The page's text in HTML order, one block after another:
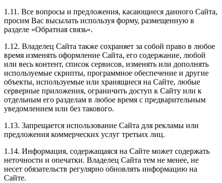
1.11. Все вопросы и предложения, касающиеся данного Сайта,
просим Вас высылать используя форму, размещенную в
разделе «Обратная связь».
1.12. Владелец Сайта также сохраняет за собой право в любое
время изменять оформление Сайта, его содержание, любой
или весь контент, список сервисов, изменять или дополнять
используемые скрипты, программное обеспечение и другие
объекты, используемые или хранящиеся на Сайте, любые
серверные приложения, ограничить доступ к Сайту или к
отдельным его разделам в любое время с предварительным
уведомлением или без такового.
1.13. Запрещается использование Сайта для рекламы или
предложения коммерческих услуг третьих лиц.
1.14. Информация, содержащаяся на Сайте может содержать
неточности и опечатки. Владелец Сайта тем не менее, не
несет обязательств регулярно обновлять информацию на
Сайте.